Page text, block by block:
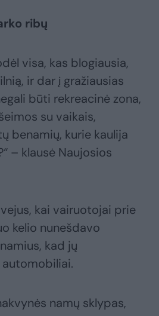
ribų
visa, kas blogiausia,
ir dar į gražiausias
būti rekreacinė zona,
su vaikais,
benamių, kurie kaulija
– klausė Naujosios
kai vairuotojai prie
kelio nunešdavo
kad jų
namų sklypas,